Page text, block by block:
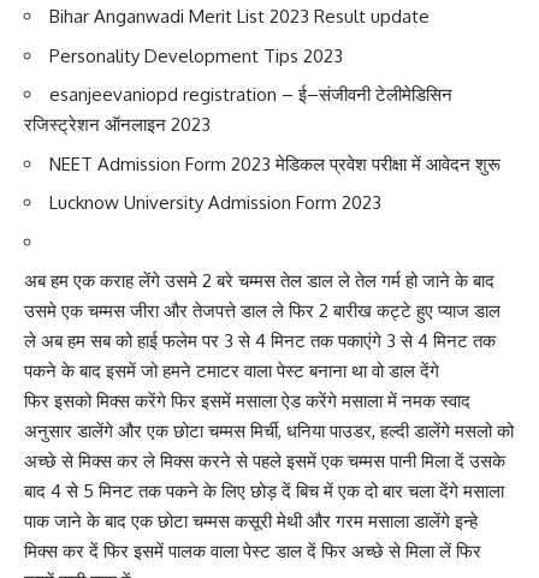
Bihar Anganwadi Merit List 2023 Result update
Personality Development Tips 2023
esanjeevaniopd registration – ई–संजीवनी टेलीमेडिसिन
रजिस्ट्रेशन ऑनलाइन 2023
NEET Admission Form 2023 मेडिकल प्रवेश परीक्षा में आवेदन शुरू
Lucknow University Admission Form 2023
अब हम एक कराह लेंगे उसमे 2 बरे चम्मस तेल डाल ले तेल गर्म हो जाने के बाद
उसमे एक चम्मस जीरा और तेजपत्ते डाल ले फिर 2 बारीख कट्टे हुए प्याज डाल
ले अब हम सब को हाई फलेम पर 3 से 4 मिनट तक पकाएंगे 3 से 4 मिनट तक
पकने के बाद इसमें जो हमने टमाटर वाला पेस्ट बनाना था वो डाल देंगे
फिर इसको मिक्स करेंगे फिर इसमें मसाला ऐड करेंगे मसाला में नमक स्वाद
अनुसार डालेंगे और एक छोटा चम्मस मिर्ची, धनिया पाउडर, हल्दी डालेंगे मसलो को
अच्छे से मिक्स कर ले मिक्स करने से पहले इसमें एक चम्मस पानी मिला दें उसके
बाद 4 से 5 मिनट तक पकने के लिए छोड़ दें बिच में एक दो बार चला देंगे मसाला
पाक जाने के बाद एक छोटा चम्मस कसूरी मेथी और गरम मसाला डालेंगे इन्हे
मिक्स कर दें फिर इसमें पालक वाला पेस्ट डाल दें फिर अच्छे से मिला लें फिर